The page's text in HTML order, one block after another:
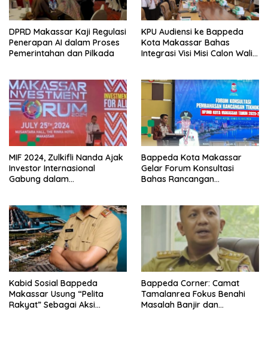
DPRD Makassar Kaji Regulasi
Penerapan AI dalam Proses
Pemerintahan dan Pilkada
KPU Audiensi ke Bappeda
Kota Makassar Bahas
Integrasi Visi Misi Calon Wali
MIF 2024, Zulkifli Nanda Ajak
Investor Internasional
Gabung dalam
Bappeda Kota Makassar
Gelar Forum Konsultasi
Bahas Rancangan
Kabid Sosial Bappeda
Makassar Usung “Pelita
Rakyat” Sebagai Aksi
Bappeda Corner: Camat
Tamalanrea Fokus Benahi
Masalah Banjir dan